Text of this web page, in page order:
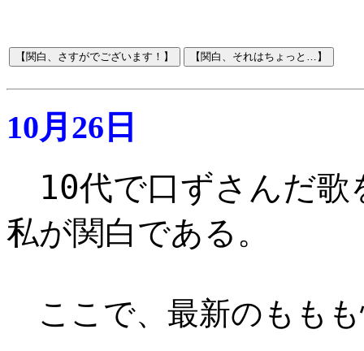
10月26日
10代で口ずさんだ
私が関白である 。
ここで、最新のもも